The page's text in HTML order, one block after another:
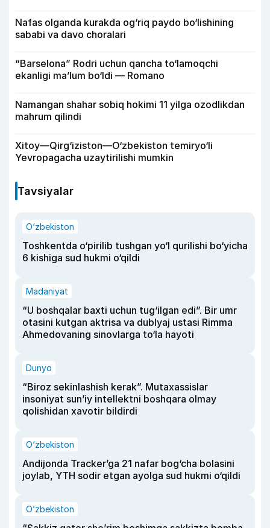
Nafas olganda kurakda og‘riq paydo bo‘lishining
sababi va davo choralari
“Barselona” Rodri uchun qancha to‘lamoqchi
ekanligi ma’lum bo‘ldi — Romano
Namangan shahar sobiq hokimi 11 yilga ozodlikdan
mahrum qilindi
Xitoy—Qirg‘iziston—O‘zbekiston temiryo‘li
Yevropagacha uzaytirilishi mumkin
Tavsiyalar
O‘zbekiston
Toshkentda o‘pirilib tushgan yo‘l qurilishi bo‘yicha
6 kishiga sud hukmi o‘qildi
Madaniyat
“U boshqalar baxti uchun tug‘ilgan edi”. Bir umr
otasini kutgan aktrisa va dublyaj ustasi Rimma
Ahmedovaning sinovlarga to‘la hayoti
Dunyo
“Biroz sekinlashish kerak”. Mutaxassislar
insoniyat sun’iy intellektni boshqara olmay
qolishidan xavotir bildirdi
O‘zbekiston
Andijonda Tracker’ga 21 nafar bog‘cha bolasini
joylab, YTH sodir etgan ayolga sud hukmi o‘qildi
O‘zbekiston